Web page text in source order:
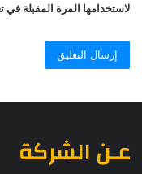
لاستخدامها المرة المقبلة في
عـن الشركة